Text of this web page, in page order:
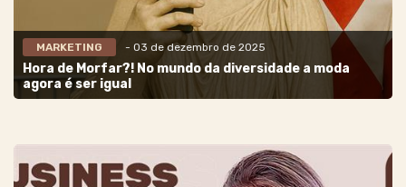
MARKETING - 03 de dezembro de 2025
Hora de Morfar?! No mundo da diversidade a moda
agora é ser igual